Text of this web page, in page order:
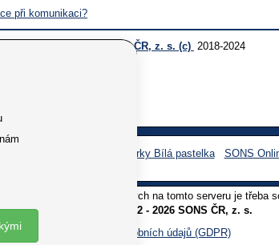
při komunikaci?
bariér SONS ČR, z. s. (c) 2018-2024
Facebook sbírky Bílá pastelka SONS
užití textů a obrázků uvedených na tomto serveru je třeba
Copyright © 2012 - 2026 SONS ČR, z. s.
Ochrana osobních údajů (GDPR)